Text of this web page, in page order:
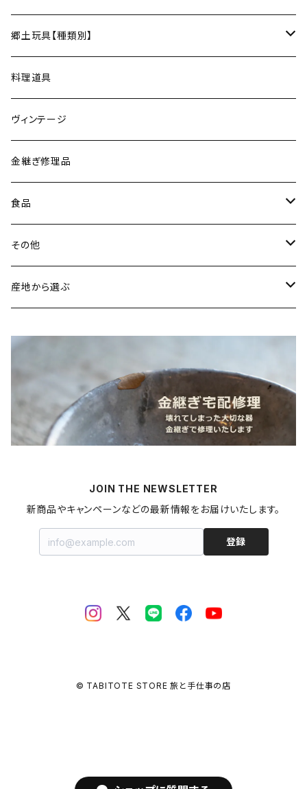
菓子切
松永窯（大堀相馬焼／福島）
黒照 クロテラス（大堀相馬焼／福島）
唐木田窯（松代焼／長野）
古谷製陶所（信楽焼／滋賀）
山内卓夫（信楽焼／滋賀）
常陸窯いそべ陶苑（笠間焼／茨城）
ネックレス
ブレスレット
リング
イヤリング・ピアス
ヘアアクセサリー
スカーフリング
ストラップ
郷土玩具【種類別】
会津張り子（福島）
料理道具
ヴィンテージ
金継ぎ修理品
食品
魚介類
鯛
野菜
梅干し
麺類
パスタ
その他
書籍・雑誌
蜜蝋ワックス
アロマストーン
拭き漆キット
産地から選ぶ
青森県
JOIN THE NEWSLETTER
新商品やキャンペーンなどの最新情報をお届けいたします。
登録
© TABITOTE STORE 旅と手仕事の店